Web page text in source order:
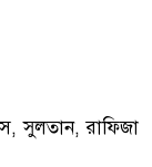
সুলতান, রাফিজা